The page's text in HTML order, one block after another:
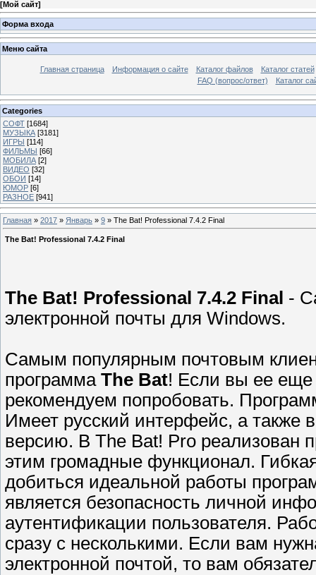
[Мой сайт]
Форма входа
Меню сайта
Главная страница Информация о сайте Каталог файлов
Каталог статей
FAQ (вопрос/ответ)
Каталог
Categories
СОФТ [1684]
МУЗЫКА [3181]
ИГРЫ [114]
ФИЛЬМЫ [66]
МОБИЛА [2]
ВИДЕО [32]
ОБОИ [14]
ЮМОР [6]
РАЗНОЕ [941]
Главная » 2017 » Январь » 9 » The Bat! Professional 7.4.2 Final
The Bat! Professional 7.4.2 Final
The Bat! Professional 7.4.2 Final -
электронной почты для Windows.
Самым популярным почтовым
программа The Bat! Если вы ее еще
рекомендуем попробовать.
Имеет русский интерфейс, а также
версию. В The Bat! Pro реализован
этим громадные функционал.
добиться идеальной работы
является безопасность личной
аутентификации пользователя.
сразу с несколькими. Если вам
электронной почтой, то вам